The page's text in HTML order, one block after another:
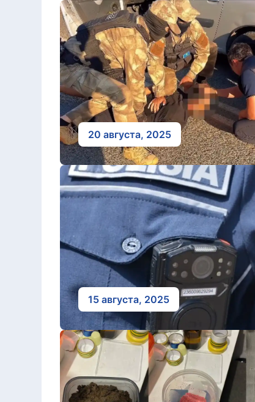
20 августа, 2025
15 августа, 2025